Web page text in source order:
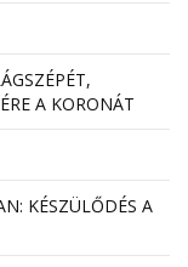
A KORONÁT
KÉSZÜLŐDÉS A